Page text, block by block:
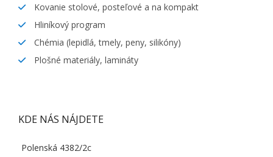
Kovanie stolové, posteľové a na kompakt
Hliníkový program
Chémia (lepidlá, tmely, peny, silikóny)
Plošné materiály, lamináty
KDE NÁS NÁJDETE
Polenská 4382/2c